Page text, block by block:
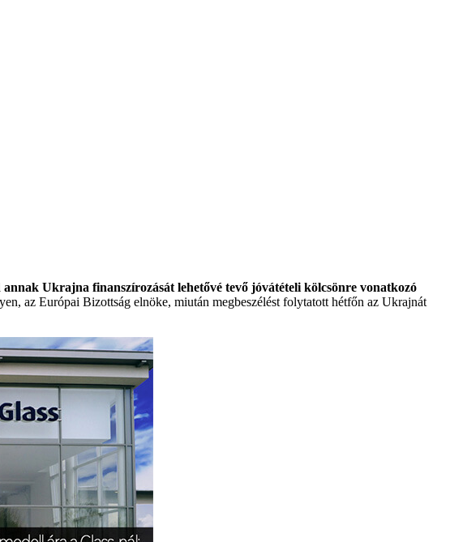
Ukrajna finanszírozását lehetővé tevő jóvátételi kölcsönre vonatkozó
az Európai Bizottság elnöke, miután megbeszélést folytatott hétfőn az Ukrajnát